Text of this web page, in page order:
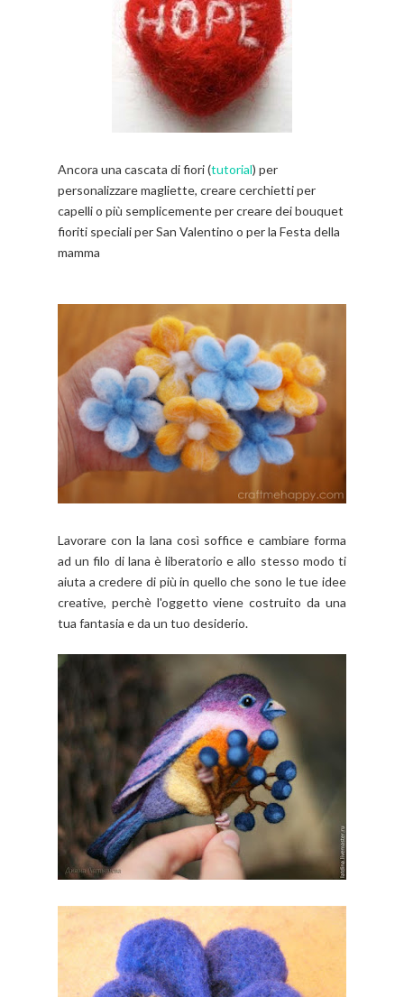
Ancora una cascata di fiori (tutorial) per
personalizzare magliette, creare cerchietti per
capelli o più semplicemente per creare dei bouquet
fioriti speciali per San Valentino o per la Festa della
mamma
Lavorare con la lana così soffice e cambiare forma
ad un filo di lana è liberatorio e allo stesso modo ti
aiuta a credere di più in quello che sono le tue idee
creative, perchè l'oggetto viene costruito da una
tua fantasia e da un tuo desiderio.